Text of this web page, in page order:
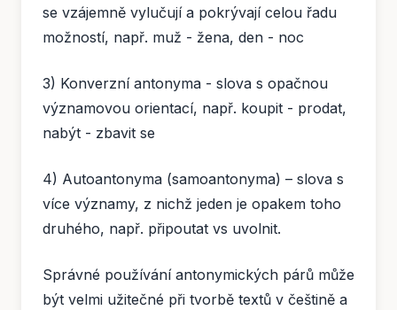
se vzájemně vylučují a pokrývají celou řadu
možností, např. muž - žena, den - noc
3) Konverzní antonyma - slova s opačnou
významovou orientací, např. koupit - prodat,
nabýt - zbavit se
4) Autoantonyma (samoantonyma) – slova s
více významy, z nichž jeden je opakem toho
druhého, např. připoutat vs uvolnit.
Správné používání antonymických párů může
být velmi užitečné při tvorbě textů v češtině a